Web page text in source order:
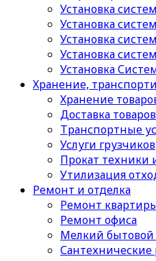
Установка
Установка
Установка
Установка
Установка
Хранение,
Хранение
Доставка товаров
Транспортные
Услуги грузчиков
Прокат техники
Утилизация
Ремонт и отделка
Ремонт
Ремонт офиса
Мелкий
Сантехнические